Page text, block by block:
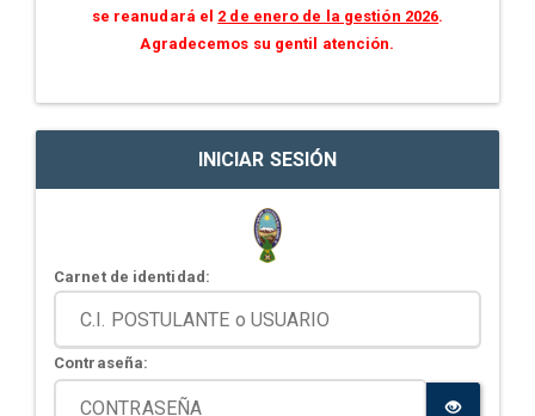
se reanudará el 2 de enero de la gestión 2026.
Agradecemos su gentil atención.
INICIAR SESIÓN
Carnet de identidad:
Contraseña: